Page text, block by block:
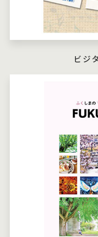
ビジ